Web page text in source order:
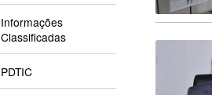
Informações
Classificadas
PDTIC